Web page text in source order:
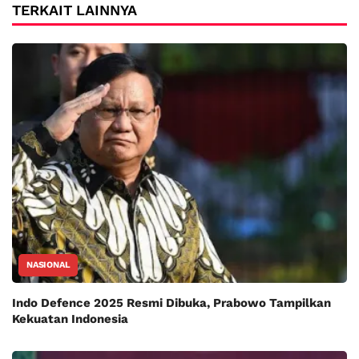
TERKAIT LAINNYA
NASIONAL
Indo Defence 2025 Resmi Dibuka, Prabowo Tampilkan
Kekuatan Indonesia